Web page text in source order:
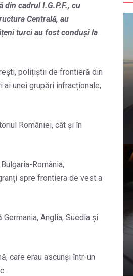
cadrul I.G.P.F., cu
Centrală, au
turci au fost conduși la
polițiștii de frontieră din
ai unei grupări infracționale,
României, cât și în
România,
spre frontiera de vest a
Anglia, Suedia și
care erau ascunși într-un